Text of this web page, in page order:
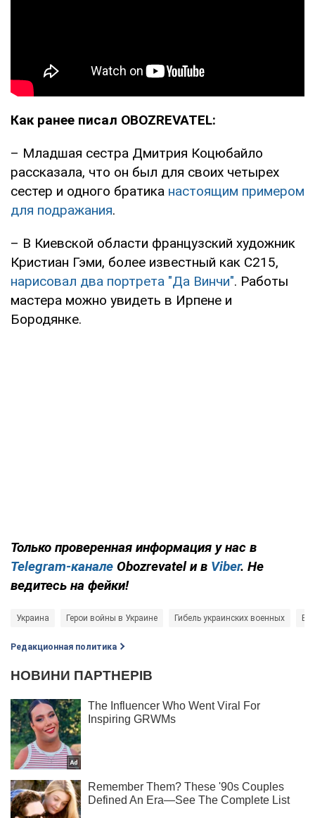
Как ранее писал OBOZREVATEL:
– Младшая сестра Дмитрия Коцюбайло
рассказала, что он был для своих четырех
сестер и одного братика настоящим примером
для подражания.
– В Киевской области французский художник
Кристиан Гэми, более известный как С215,
нарисовал два портрета "Да Винчи". Работы
мастера можно увидеть в Ирпене и
Бородянке.
Только проверенная информация у нас в
Telegram-канале Obozrevatel и в Viber. Не
ведитесь на фейки!
Украина Герои войны в Украине Гибель украинских военных
Редакционная политика